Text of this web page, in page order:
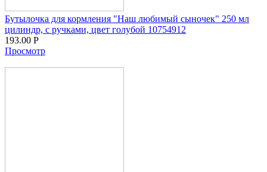
Бутылочка для кормления "Наш любимый сыночек" 250 мл
цилиндр, с ручками, цвет голубой 10754912
193.00 Р
Просмотр